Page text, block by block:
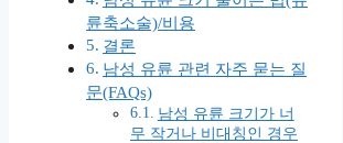
륜축소술)/비용
결론
남성 유륜 관련 자주 묻는 질
문(FAQs)
남성 유륜 크기가 너
무 작거나 비대칭인 경우